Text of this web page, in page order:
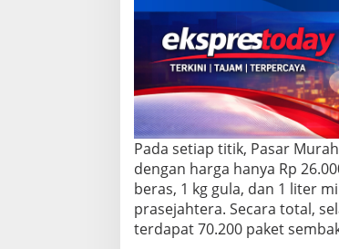
t
i
k
d
i
S
e
l
u
r
u
h
I
n
d
Pada setiap titik, Pasar
dengan harga hanya Rp
beras, 1 kg gula, dan 1 liter
prasejahtera. Secara total,
terdapat 70.200 paket